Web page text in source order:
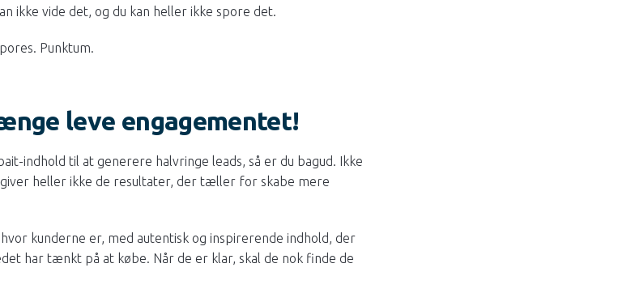
ikke vide det, og du kan heller ikke spore det.
Punktum.
leve engagementet!
indhold til at generere halvringe leads, så er du bagud. Ikke
heller ikke de resultater, der tæller for skabe mere
kunderne er, med autentisk og inspirerende indhold, der
har tænkt på at købe. Når de er klar, skal de nok finde de